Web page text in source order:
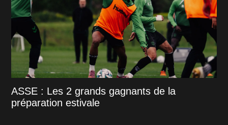
ASSE : Les 2 grands gagnants de la
préparation estivale